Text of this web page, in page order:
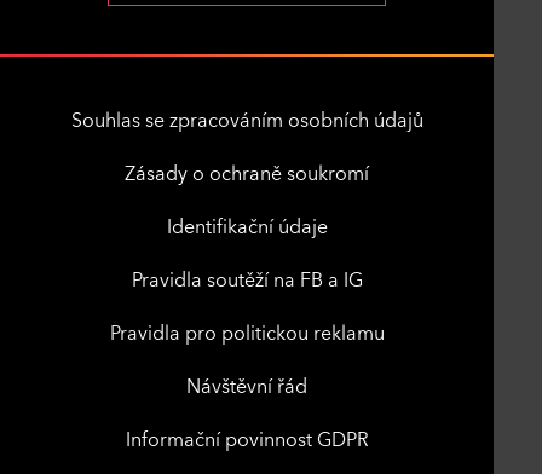
Souhlas se zpracováním osobních údajů
Zásady o ochraně soukromí
Identifikační údaje
Pravidla soutěží na FB a IG
Pravidla pro politickou reklamu
Návštěvní řád
Informační povinnost GDPR